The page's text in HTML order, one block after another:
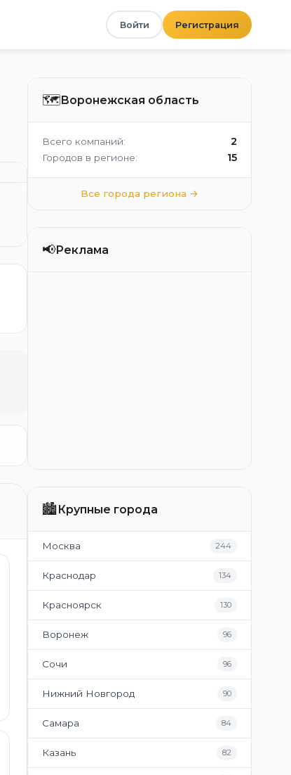
Войти Регистрация
🗺️Воронежская область
Всего компаний: 2
Городов в регионе: 15
Все города региона →
📢Реклама
🏙️Крупные города
Москва 244
Краснодар 134
Красноярск 130
Воронеж 96
Сочи 96
Нижний Новгород 90
Самара 84
Казань 82